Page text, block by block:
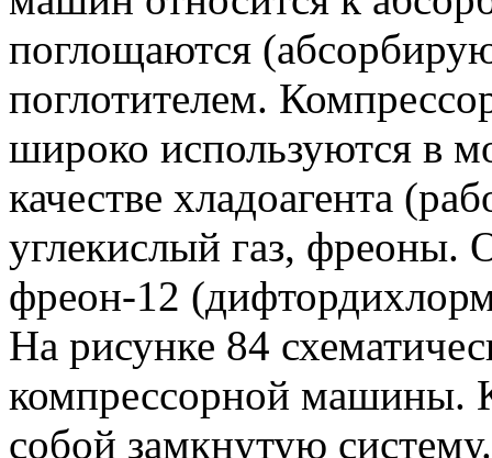
поглощаются
поглотителем.
широко используются в
качестве хладоагента
углекислый газ, фреоны.
фреон-12
На рисунке 84
компрессорной машины.
собой замкнутую